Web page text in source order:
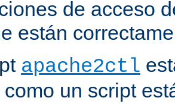
de acceso
están
apache2ctl
como un script